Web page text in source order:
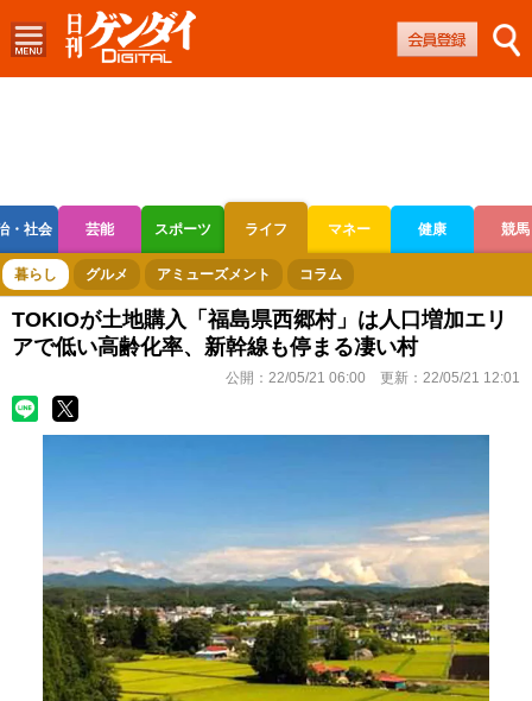
・社会 芸能 スポーツ ライフ マネー 健康 競馬
ボートレース 競輪 オートレース
暮らし グルメ アミューズメント コラム
TOKIOが土地購入「福島県西郷村」は人口増加エリ
アで低い高齢化率、新幹線も停まる凄い村
公開： 22/05/21 06:00 更新： 22/05/21 12:01